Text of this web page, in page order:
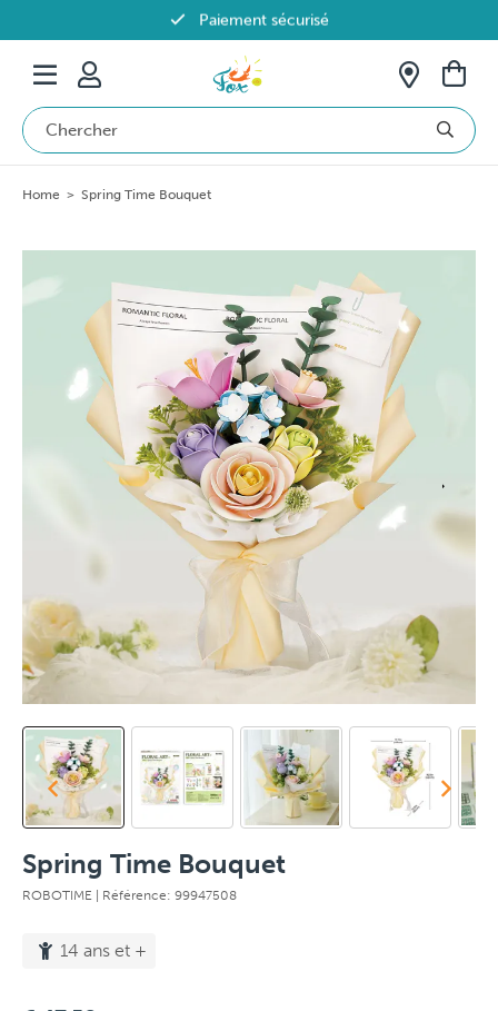
Paiement sécurisé
Livraison offerte dès 69€ en Belgique
Home > Spring Time Bouquet
Spring Time Bouquet
ROBOTIME | Référence: 99947508
14 ans et +